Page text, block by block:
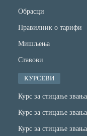
Обрасци
Правилник о тарифи
Мишљења
Ставови
КУРСЕВИ
Курс за стицање
Курс за стицање
Курс за стицање